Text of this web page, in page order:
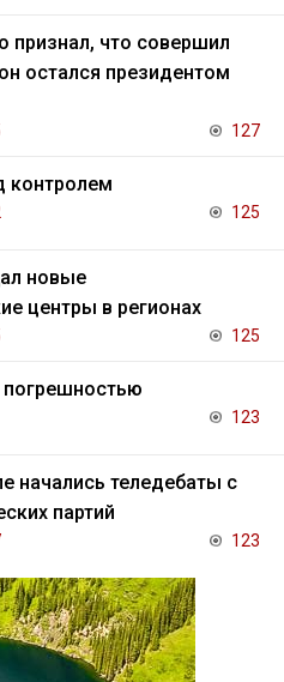
признал, что совершил
остался президентом
127
контролем
125
новые
центры в регионах
125
погрешностью
123
начались теледебаты с
партий
123